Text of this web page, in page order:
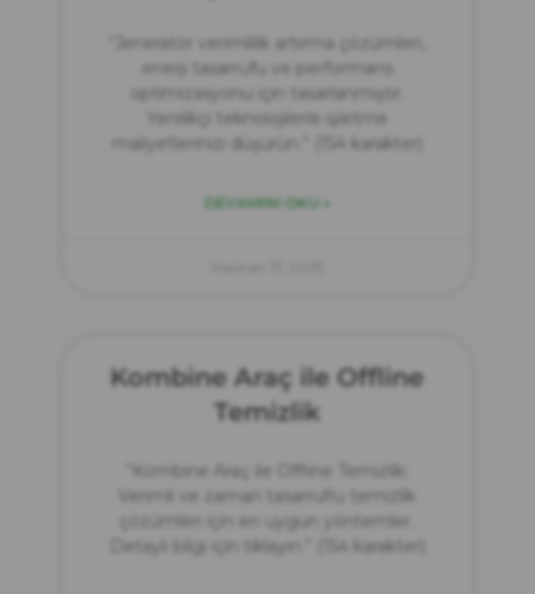
“Jeneratör verimlilik artırma çözümleri,
enerji tasarrufu ve performans
optimizasyonu için tasarlanmıştır.
Yenilikçi teknolojilerle işletme
maliyetlerinizi düşürün.” (154 karakter)
DEVAMINI OKU »
Kombine Araç ile Offline
Temizlik
“Kombine Araç ile Offline Temizlik:
Verimli ve zaman tasarruflu temizlik
çözümleri için en uygun yöntemler.
Detaylı bilgi için tıklayın.” (154 karakter)